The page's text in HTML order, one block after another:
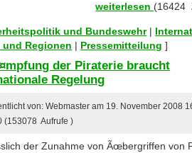
weiterlesen (16424
und Bundeswehr|
und Regionen | Pressemitteilung ]
der Piraterie braucht
Regelung
von: Webmaster am 19. November 2008
(153078 Aufrufe )
der Zunahme von Ãœbergriffen von